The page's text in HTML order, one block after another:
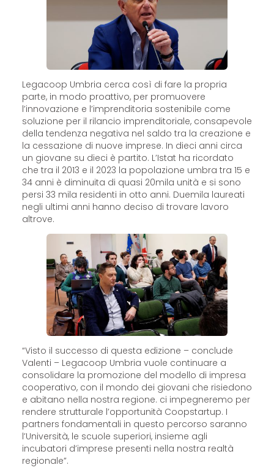
Legacoop Umbria cerca così di fare la propria
parte, in modo proattivo, per promuovere
l’innovazione e l’imprenditoria sostenibile come
soluzione per il rilancio imprenditoriale, consapevole
della tendenza negativa nel saldo tra la creazione e
la cessazione di nuove imprese. In dieci anni circa
un giovane su dieci è partito. L’Istat ha ricordato
che tra il 2013 e il 2023 la popolazione umbra tra 15 e
34 anni è diminuita di quasi 20mila unità e si sono
persi 33 mila residenti in otto anni. Duemila laureati
negli ultimi anni hanno deciso di trovare lavoro
altrove.
“Visto il successo di questa edizione – conclude
Valenti – Legacoop Umbria vuole continuare a
consolidare la promozione del modello di impresa
cooperativo, con il mondo dei giovani che risiedono
e abitano nella nostra regione. ci impegneremo per
rendere strutturale l’opportunità Coopstartup. I
partners fondamentali in questo percorso saranno
l’Università, le scuole superiori, insieme agli
incubatori d’imprese presenti nella nostra realtà
regionale”.